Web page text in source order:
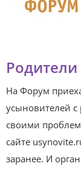
Родители
На Форум
усыновителей с
своими
сайте
заранее. И